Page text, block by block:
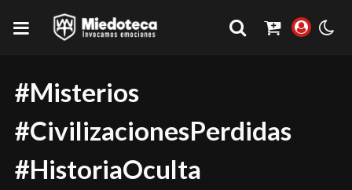
#Misterios
#CivilizacionesPerdidas
#HistoriaOculta